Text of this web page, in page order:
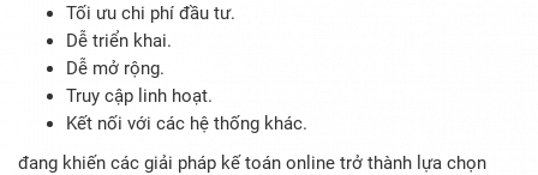
Tối ưu chi phí đầu tư.
Dễ triển khai.
Dễ mở rộng.
Truy cập linh hoạt.
Kết nối với các hệ thống khác.
đang khiến các giải pháp kế toán online trở thành lựa chọn